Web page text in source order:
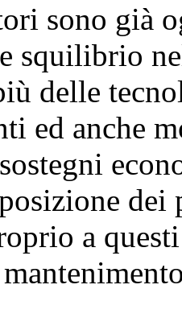
sono già
squilibrio
delle
ed anche
a